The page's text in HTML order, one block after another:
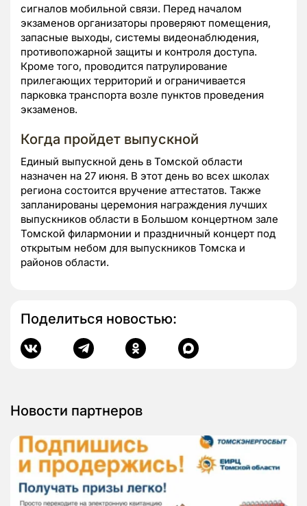
сигналов мобильной связи. Перед началом
экзаменов организаторы проверяют помещения,
запасные выходы, системы видеонаблюдения,
противопожарной защиты и контроля доступа.
Кроме того, проводится патрулирование
прилегающих территорий и ограничивается
парковка транспорта возле пунктов проведения
экзаменов.
Когда пройдет выпускной
Единый выпускной день в Томской области
назначен на 27 июня. В этот день во всех школах
региона состоится вручение аттестатов. Также
запланированы церемония награждения лучших
выпускников области в Большом концертном зале
Томской филармонии и праздничный концерт под
открытым небом для выпускников Томска и
районов области.
Поделиться новостью:
Новости партнеров